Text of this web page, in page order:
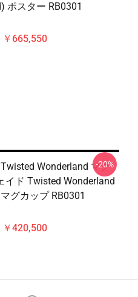
ポスター RB0301
￥665,550
Wonderland マグ
イド Twisted Wonderland
グカップ RB0301
￥420,500
-20%